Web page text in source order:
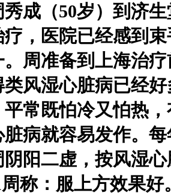
成（50岁）到济
疗，医院已经感到
。周准备到上海治
风湿心脏病已经
平常既怕冷又怕热
脏病就容易发作。
阴阳二虚，按风湿
称：服上方效果好